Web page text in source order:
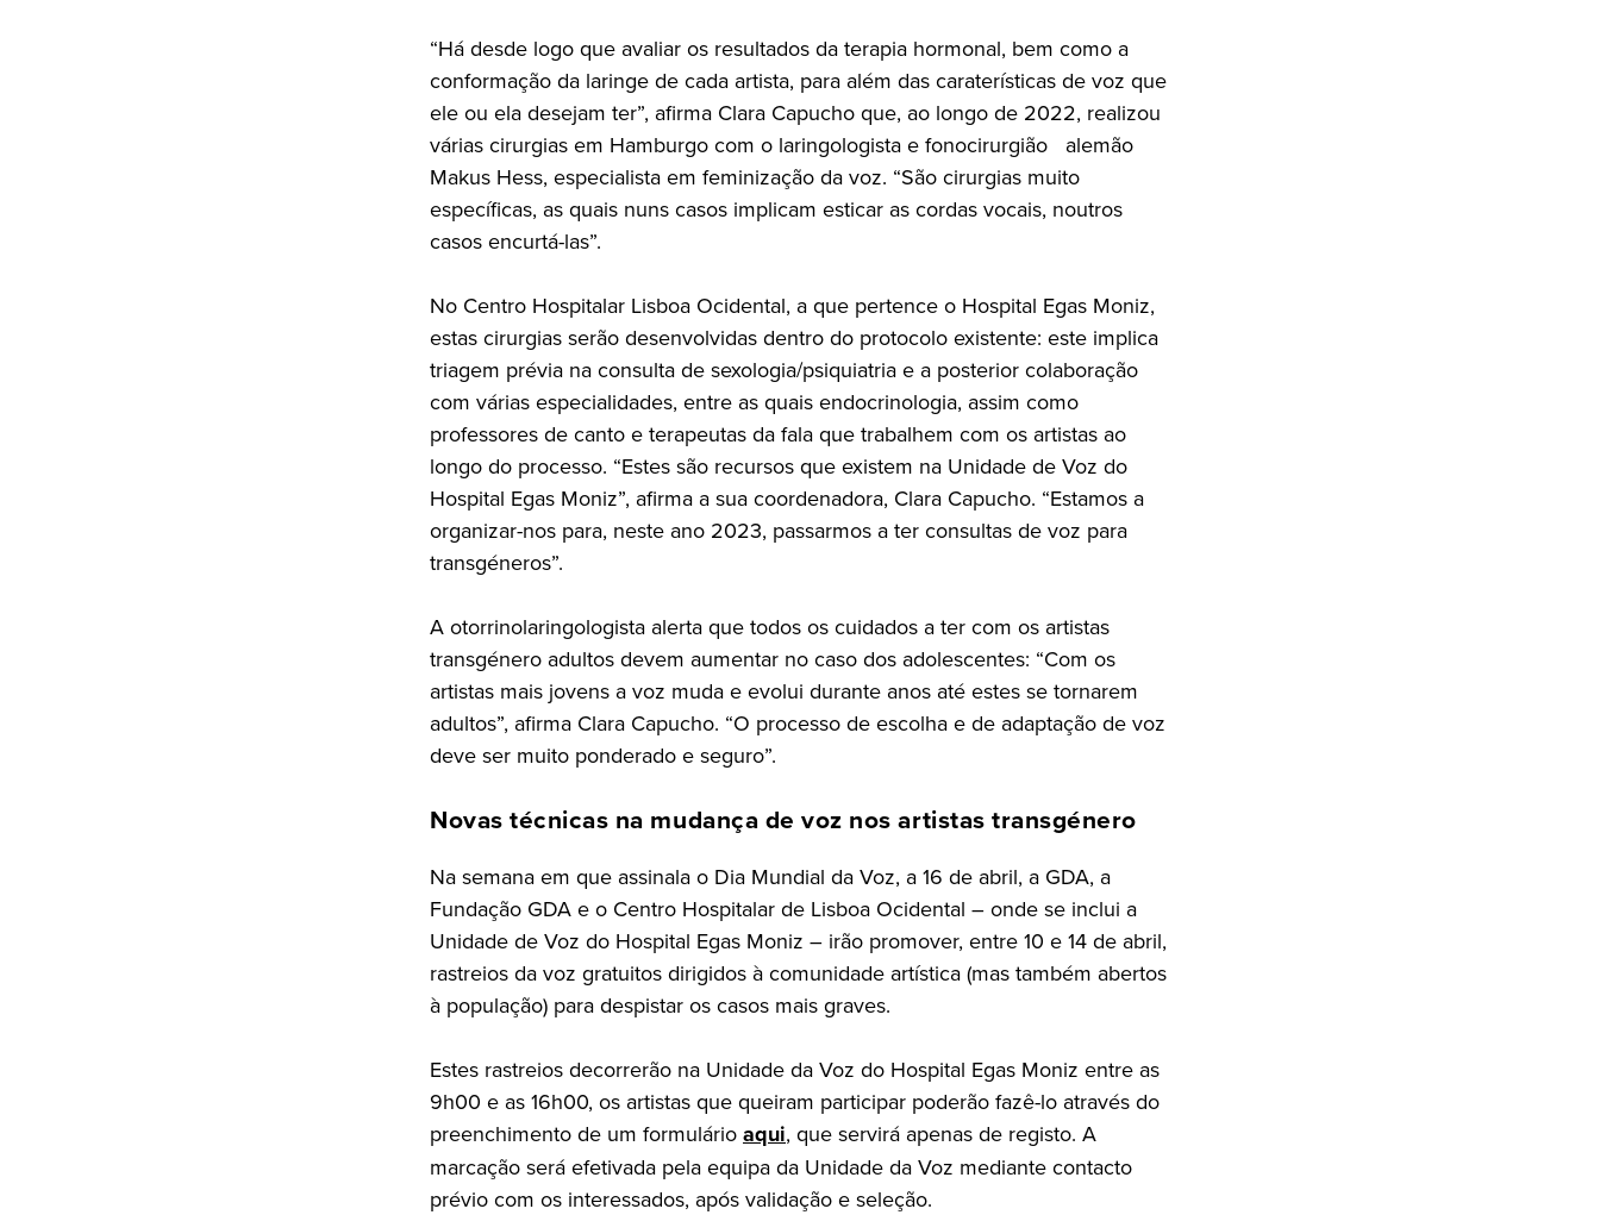
“Há desde logo que avaliar os resultados da terapia hormonal, bem como a
conformação da laringe de cada artista, para além das caraterísticas de voz que
ele ou ela desejam ter”, afirma Clara Capucho que, ao longo de 2022, realizou
várias cirurgias em Hamburgo com o laringologista e fonocirurgião alemão
Makus Hess, especialista em feminização da voz. “São cirurgias muito
específicas, as quais nuns casos implicam esticar as cordas vocais, noutros
casos encurtá-las”.
No Centro Hospitalar Lisboa Ocidental, a que pertence o Hospital Egas Moniz,
estas cirurgias serão desenvolvidas dentro do protocolo existente: este implica
triagem prévia na consulta de sexologia/psiquiatria e a posterior colaboração
com várias especialidades, entre as quais endocrinologia, assim como
professores de canto e terapeutas da fala que trabalhem com os artistas ao
longo do processo. “Estes são recursos que existem na Unidade de Voz do
Hospital Egas Moniz”, afirma a sua coordenadora, Clara Capucho. “Estamos a
organizar-nos para, neste ano 2023, passarmos a ter consultas de voz para
transgéneros”.
A otorrinolaringologista alerta que todos os cuidados a ter com os artistas
transgénero adultos devem aumentar no caso dos adolescentes: “Com os
artistas mais jovens a voz muda e evolui durante anos até estes se tornarem
adultos”, afirma Clara Capucho. “O processo de escolha e de adaptação de voz
deve ser muito ponderado e seguro”.
Novas técnicas na mudança de voz nos artistas transgénero
Na semana em que assinala o Dia Mundial da Voz, a 16 de abril, a GDA, a
Fundação GDA e o Centro Hospitalar de Lisboa Ocidental – onde se inclui a
Unidade de Voz do Hospital Egas Moniz – irão promover, entre 10 e 14 de abril,
rastreios da voz gratuitos dirigidos à comunidade artística (mas também abertos
à população) para despistar os casos mais graves.
Estes rastreios decorrerão na Unidade da Voz do Hospital Egas Moniz entre as
9h00 e as 16h00, os artistas que queiram participar poderão fazê-lo através do
preenchimento de um formulário aqui, que servirá apenas de registo. A
marcação será efetivada pela equipa da Unidade da Voz mediante contacto
prévio com os interessados, após validação e seleção.